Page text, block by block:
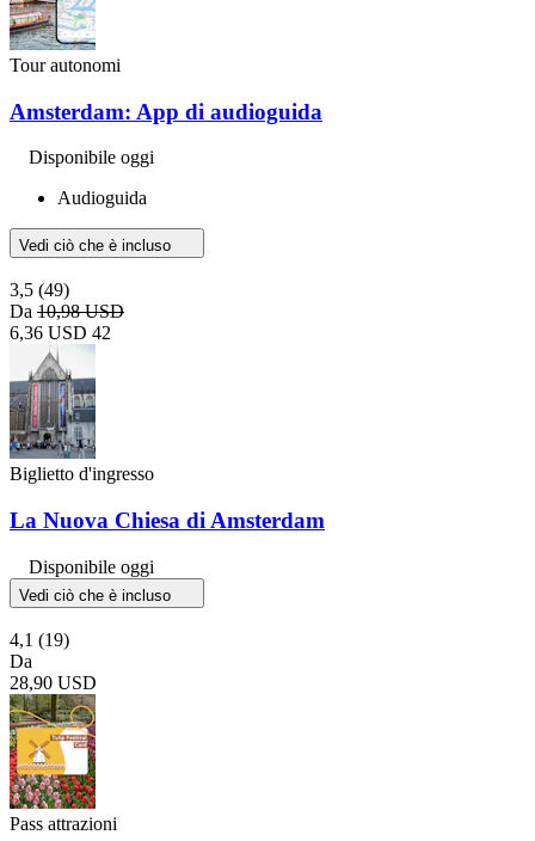
Tour autonomi
Amsterdam: App di audioguida
Disponibile oggi
Audioguida
Vedi ciò che è incluso
3,5 (49)
Da 10,98 USD
6,36 USD 42
Biglietto d'ingresso
La Nuova Chiesa di Amsterdam
Disponibile oggi
Vedi ciò che è incluso
4,1 (19)
Da
28,90 USD
Pass attrazioni